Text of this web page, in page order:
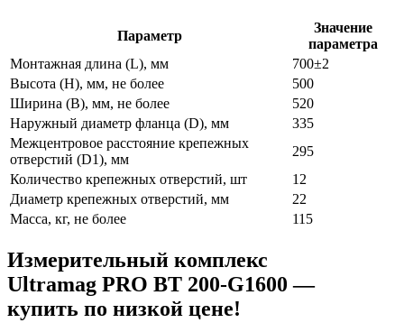
Параметр
Значение
параметра
Монтажная длина (L), мм
700±2
Высота (H), мм, не более
500
Ширина (B), мм, не более
520
Наружный диаметр фланца (D), мм
335
Межцентровое расстояние крепежных
отверстий (D1), мм
295
Количество крепежных отверстий, шт
12
Диаметр крепежных отверстий, мм
22
Масса, кг, не более
115
Измерительный комплекс
Ultramag PRO BT 200-G1600 —
купить по низкой цене!